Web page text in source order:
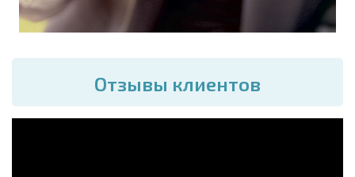
Отзывы клиентов